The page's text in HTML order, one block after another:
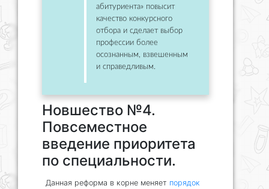
абитуриента» повысит
качество конкурсного
отбора и сделает выбор
профессии более
осознанным, взвешенным
и справедливым.
Новшество №4.
Повсеместное
введение приоритета
по специальности.
Данная реформа в корне меняет порядок